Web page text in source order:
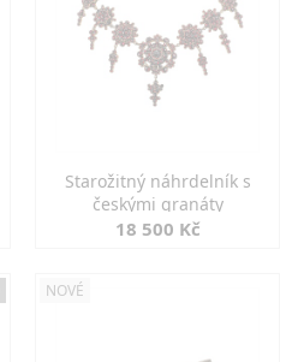
Starožitný náhrdelník s
českými granáty
18 500 Kč
NOVÉ